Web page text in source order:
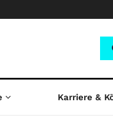
Karriere &